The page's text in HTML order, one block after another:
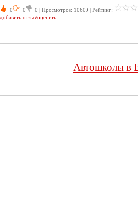
−0 −0 −0 | Просмотров: 10600 | Рейтинг:
добавить отзыв/оценить
Автошколы в